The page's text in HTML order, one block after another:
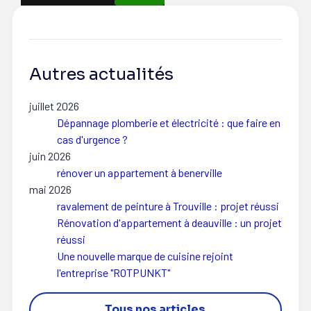
Autres actualités
juillet 2026
Dépannage plomberie et électricité : que faire en
cas d'urgence ?
juin 2026
rénover un appartement à benerville
mai 2026
ravalement de peinture à Trouville : projet réussi
Rénovation d'appartement à deauville : un projet
réussi
Une nouvelle marque de cuisine rejoint
l'entreprise "ROTPUNKT"